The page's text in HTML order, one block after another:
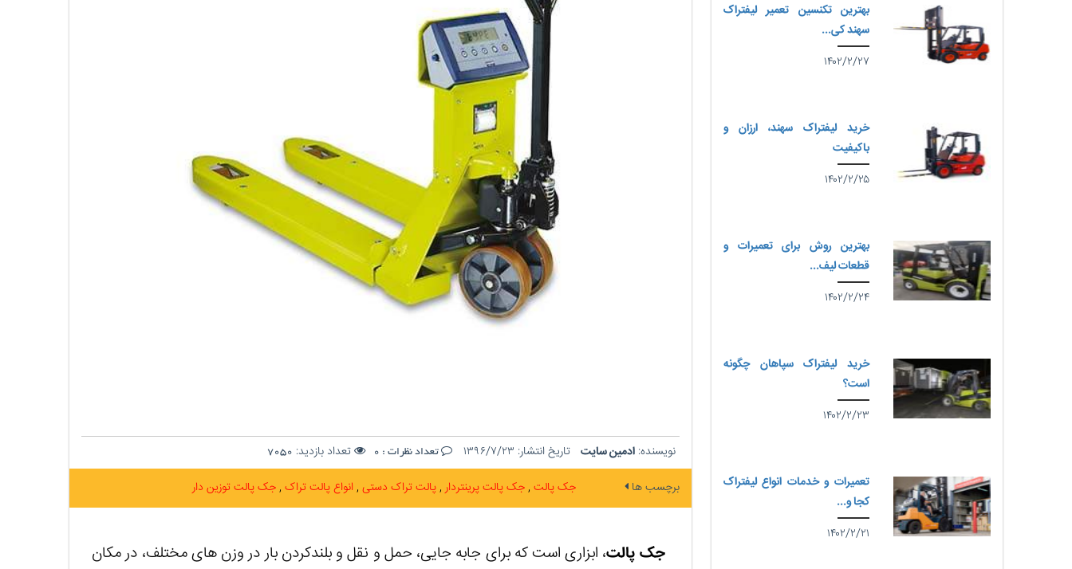
نویسنده: ادمین سایت تاریخ انتشار: ۱۳۹۶/۷/۲۳ تعداد نظرات : 0 تعداد بازدید: 7050
برچسب ها جک پالت جک پالت پرینتردار پالت تراک دستی انواع پالت تراک جک پالت توزین دار
جک پالت، ابزاری است که برای جابه جایی، حمل و نقل و بلندکردن بار در وزن های مختلف، در مکان
بهترین تکنسین تعمیر لیفتراک
سهند کی...
۱۴۰۲/۲/۲۷
خرید لیفتراک سهند، ارزان و
باکیفیت
۱۴۰۲/۲/۲۵
بهترین روش برای تعمیرات و
قطعات لیف...
۱۴۰۲/۲/۲۴
خرید لیفتراک سپاهان چگونه
است؟
۱۴۰۲/۲/۲۳
تعمیرات و خدمات انواع لیفتراک
کجا و...
۱۴۰۲/۲/۲۱